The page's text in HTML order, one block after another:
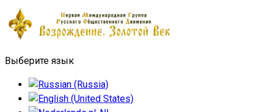
Выберите язык